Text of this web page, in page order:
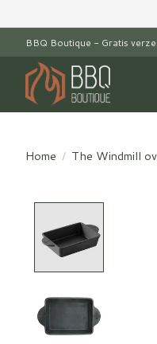
BBQ Boutique - Gratis
Home / The Windmill